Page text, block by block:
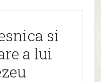
si
a lui